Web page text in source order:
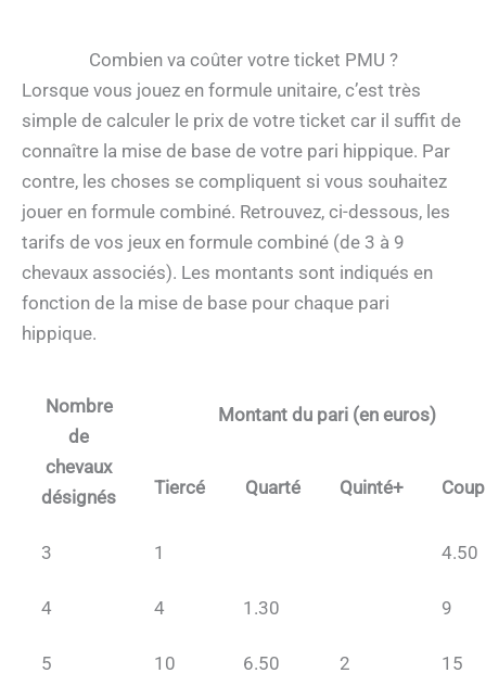
Combien va coûter votre ticket PMU ?
Lorsque vous jouez en formule unitaire, c’est très
simple de calculer le prix de votre ticket car il suffit de
connaître la mise de base de votre pari hippique. Par
contre, les choses se compliquent si vous souhaitez
jouer en formule combiné. Retrouvez, ci-dessous, les
tarifs de vos jeux en formule combiné (de 3 à 9
chevaux associés). Les montants sont indiqués en
fonction de la mise de base pour chaque pari
hippique.
Nombre
de
chevaux
désignés
Montant du pari (en euros)
Tiercé Quarté Quinté+
3 1 4.50
4 4 1.30 9
5 10 6.50 2 15